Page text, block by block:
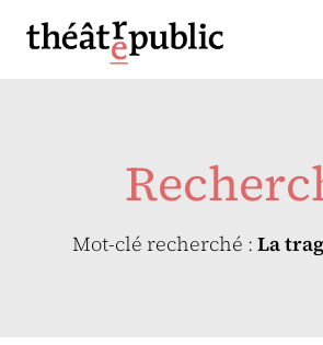
Mot-clé recherché : La